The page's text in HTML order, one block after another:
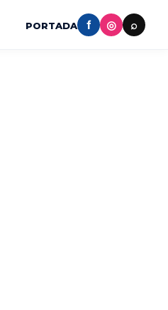
PORTADA f ◎ ⌕